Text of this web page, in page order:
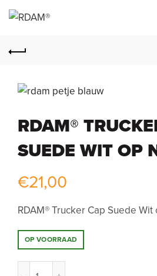
RDAM®
SUEDE WIT OP
€21,00
RDAM® Trucker Cap Suede Wit
OP VOORRAAD